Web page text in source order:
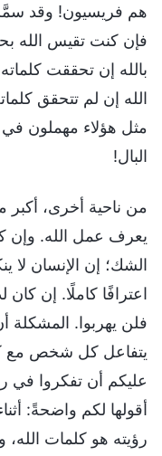
هم فريسيون! وقد
فإن كنت تقيس الله
بالله إن تحققت
الله إن لم تتحقق
مثل هؤلاء مهملون
البال!
من ناحية أخرى، أكبر
يعرف عمل الله. وإن
الشك؛ إن الإنسان لا
اعترافًا كاملًا. إن
فلن يهربوا. المشكلة
يتفاعل كل شخص مع
عليكم أن تفكروا في
أقولها لكم واضحةً:
رؤيته هو كلمات الله،